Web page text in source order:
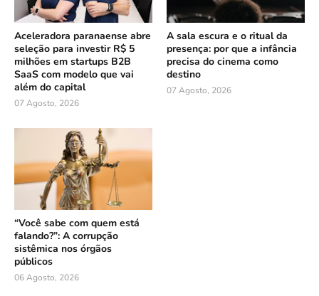
Aceleradora paranaense abre
seleção para investir R$ 5
milhões em startups B2B
SaaS com modelo que vai
além do capital
07 Agosto, 2026
A sala escura e o ritual da
presença: por que a infância
precisa do cinema como
destino
07 Agosto, 2026
“Você sabe com quem está
falando?”: A corrupção
sistêmica nos órgãos
públicos
06 Agosto, 2026